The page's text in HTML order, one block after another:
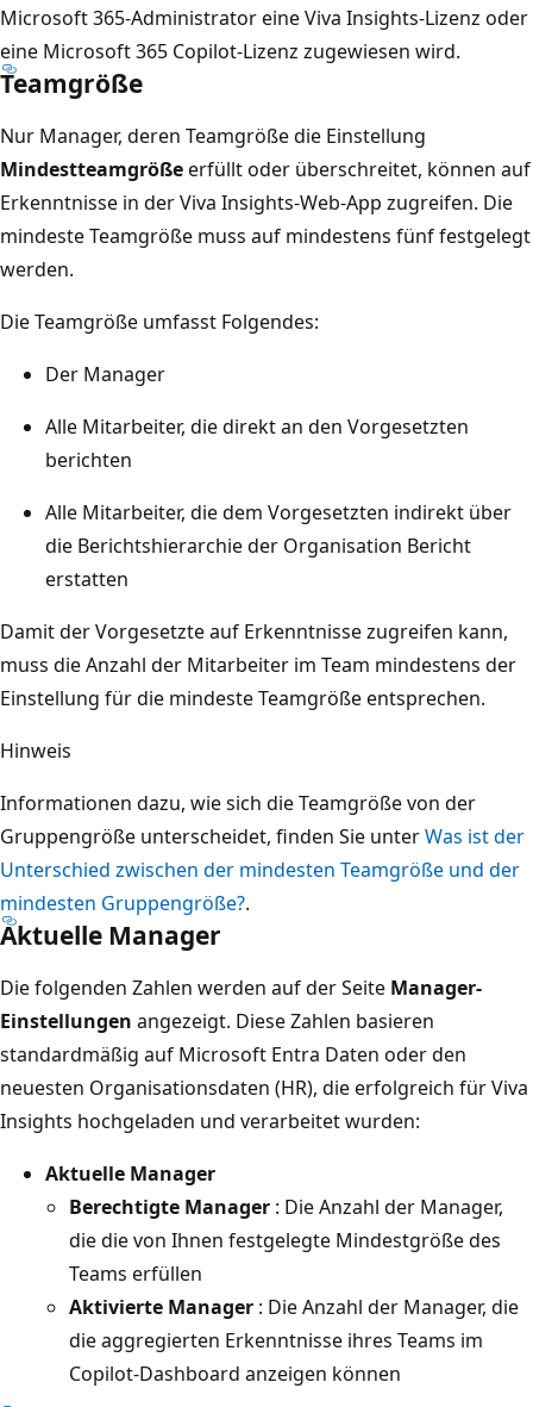
Microsoft 365-Administrator eine Viva Insights-Lizenz oder
eine Microsoft 365 Copilot-Lizenz zugewiesen wird.
Teamgröße
Nur Manager, deren Teamgröße die Einstellung
Mindestteamgrößeerfüllt oder überschreitet, können auf
Erkenntnisse in der Viva Insights-Web-App zugreifen. Die
mindeste Teamgröße muss auf mindestens fünf festgelegt
werden.
Die Teamgröße umfasst Folgendes:
Der Manager
Alle Mitarbeiter, die direkt an den Vorgesetzten
berichten
Alle Mitarbeiter, die dem Vorgesetzten indirekt über
die Berichtshierarchie der Organisation Bericht
erstatten
Damit der Vorgesetzte auf Erkenntnisse zugreifen kann,
muss die Anzahl der Mitarbeiter im Team mindestens der
Einstellung für die mindeste Teamgröße entsprechen.
Hinweis
Informationen dazu, wie sich die Teamgröße von der
Gruppengröße unterscheidet, finden Sie unterWas ist der
Unterschied zwischen der mindesten Teamgröße und der
mindesten Gruppengröße?.
Aktuelle Manager
Die folgenden Zahlen werden auf der Seite Manager-
Einstellungen angezeigt. Diese Zahlen basieren
standardmäßig auf Microsoft Entra Daten oder den
neuesten Organisationsdaten (HR), die erfolgreich für Viva
Insights hochgeladen und verarbeitet wurden:
Aktuelle Manager
Berechtigte Manager : Die Anzahl der Manager,
die die von Ihnen festgelegte Mindestgröße des
Teams erfüllen
Aktivierte Manager : Die Anzahl der Manager, die
die aggregierten Erkenntnisse ihres Teams im
Copilot-Dashboard anzeigen können